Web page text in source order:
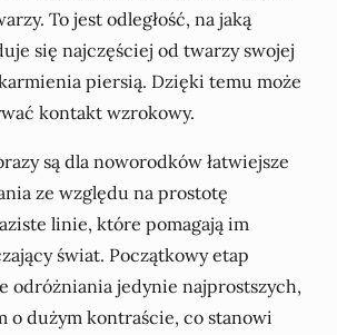
To jest odległość, na jaką
się najczęściej od twarzy swojej
piersią. Dzięki temu może
kontakt wzrokowy.
są dla noworodków łatwiejsze
ze względu na prostotę
linie, które pomagają im
świat. Początkowy etap
odróżniania jedynie najprostszych,
o dużym kontraście, co stanowi